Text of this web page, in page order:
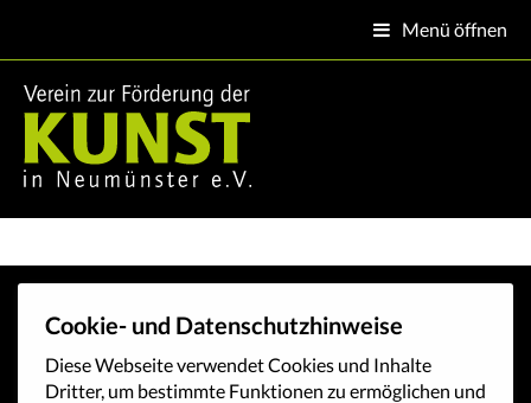
 Menü öffnen
Cookie- und Datenschutzhinweise
Diese Webseite verwendet Cookies und Inhalte
Dritter, um bestimmte Funktionen zu ermöglichen und